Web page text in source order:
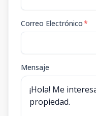
Correo Electrónico*
Mensaje